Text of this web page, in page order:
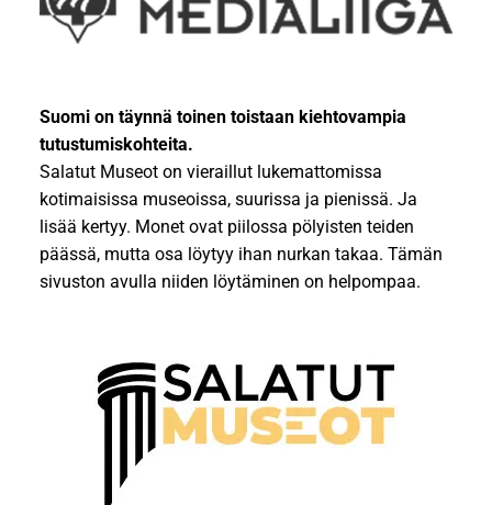
Suomi on täynnä toinen toistaan kiehtovampia
tutustumiskohteita.
Salatut Museot on vieraillut lukemattomissa
kotimaisissa museoissa, suurissa ja pienissä. Ja
lisää kertyy. Monet ovat piilossa pölyisten teiden
päässä, mutta osa löytyy ihan nurkan takaa. Tämän
sivuston avulla niiden löytäminen on helpompaa.